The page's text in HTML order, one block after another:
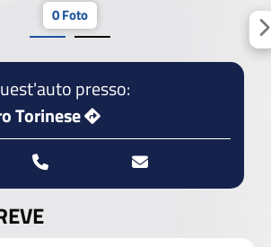
0 Foto
presso:
Torinese